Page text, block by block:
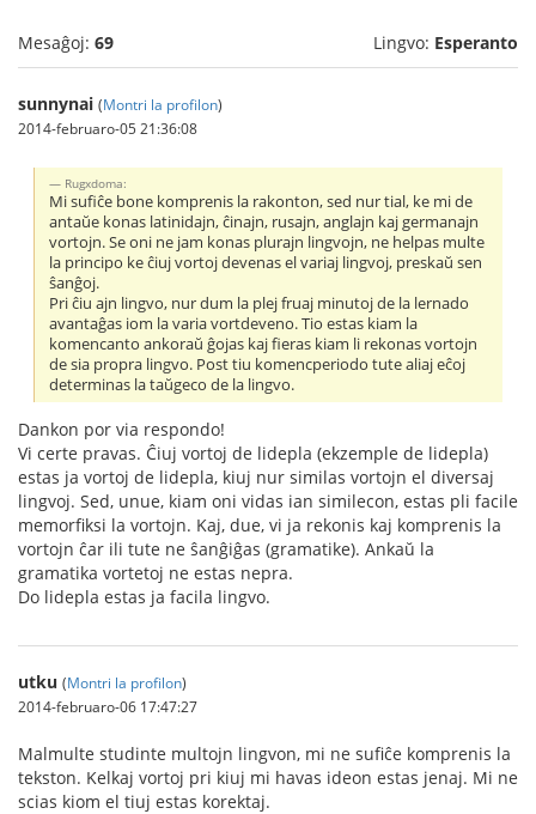
Mesaĝoj: 69 Lingvo: Esperanto
sunnynai (Montri la profilon)
2014-februaro-05 21:36:08
Rugxdoma:
Mi sufiĉe bone komprenis la rakonton, sed nur tial, ke mi de
antaŭe konas latinidajn, ĉinajn, rusajn, anglajn kaj germanajn
vortojn. Se oni ne jam konas plurajn lingvojn, ne helpas multe
la principo ke ĉiuj vortoj devenas el variaj lingvoj, preskaŭ sen
ŝanĝoj.
Pri ĉiu ajn lingvo, nur dum la plej fruaj minutoj de la lernado
avantaĝas iom la varia vortdeveno. Tio estas kiam la
komencanto ankoraŭ ĝojas kaj fieras kiam li rekonas vortojn
de sia propra lingvo. Post tiu komencperiodo tute aliaj eĉoj
determinas la taŭgeco de la lingvo.
Dankon por via respondo!
Vi certe pravas. Ĉiuj vortoj de lidepla (ekzemple de lidepla)
estas ja vortoj de lidepla, kiuj nur similas vortojn el diversaj
lingvoj. Sed, unue, kiam oni vidas ian similecon, estas pli facile
memorfiksi la vortojn. Kaj, due, vi ja rekonis kaj komprenis la
vortojn ĉar ili tute ne ŝanĝiĝas (gramatike). Ankaŭ la
gramatika vortetoj ne estas nepra.
Do lidepla estas ja facila lingvo.
utku (Montri la profilon)
2014-februaro-06 17:47:27
Malmulte studinte multojn lingvon, mi ne sufiĉe komprenis la
tekston. Kelkaj vortoj pri kiuj mi havas ideon estas jenaj. Mi ne
scias kiom el tiuj estas korektaj.